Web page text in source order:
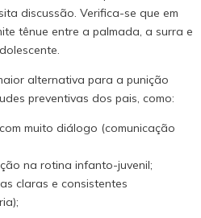
discussão. Verifica-se que em
tênue entre a palmada, a surra e
alternativa para a punição
preventivas dos pais, como:
muito diálogo (comunicação
na rotina infanto-juvenil;
claras e consistentes